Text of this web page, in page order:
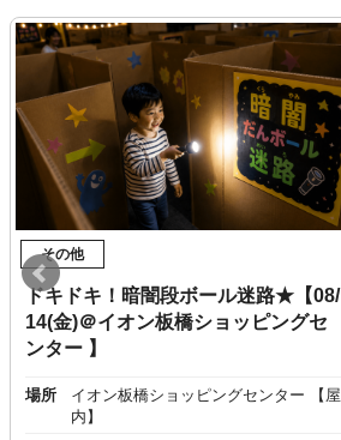
その他
ドキドキ！暗闇段ボール迷路★【08/
14(金)＠イオン板橋ショッピングセ
ンター 】
場所
イオン板橋ショッピングセンター 【屋
内】